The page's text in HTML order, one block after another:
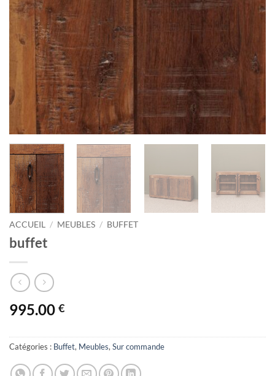
ACCUEIL / MEUBLES / BUFFET
buffet
995.00 €
Catégories : Buffet, Meubles,Sur commande